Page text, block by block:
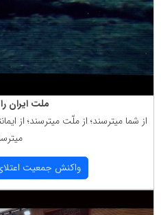
ملت ایران
از شما میترسند؛ از ملّت میترسند؛ از
واكنش جمعیت